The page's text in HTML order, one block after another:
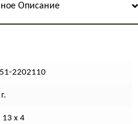
Описание
2202110
13 х 4